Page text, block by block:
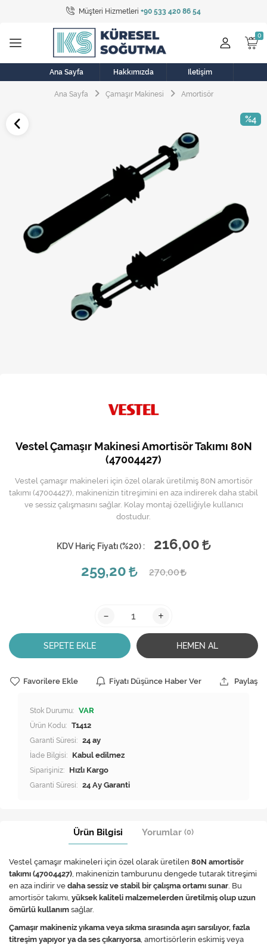
Müşteri Hizmetleri +90 533 420 86 54
Tüm Kategoriler
Bulaşık Makinesi
Buzdolabı
Çamaşır Kurutma Makinesi
Elektrikli Aksamlar
Elektrikli Süpürge
Fırın, Ocak ve Aspiratör
Kireç Önleme Ve Temizlik
Klima
Musluk
Soğutma Sistemleri
Şofben ve Termosifon
Ana Sayfa Hakkımızda İletişim
Ana Sayfa Çamaşır Makinesi Amortisör
%4
Vestel Çamaşır Makinesi Amortisör Takımı 80N
(47004427)
Vestel çamaşır makineleri için özel olarak üretilmiş 80N amortisör
takımı (47004427), makinenizin titreşimini en aza indirerek daha stabil
ve sessiz çalışmasını sağlar. Kolay montaj özelliğiyle kullanıcı
dostudur.
KDV Hariç Fiyatı (%20) :
216,00
259,20
270,00
- +
SEPETE EKLE HEMEN AL
Favorilere Ekle Fiyatı Düşünce Haber Ver Paylaş
Stok Durumu: VAR
Ürün Kodu: T1412
Garanti Süresi: 24 ay
İade Bilgisi:
Siparişiniz: Hızlı Kargo
Garanti Süresi: 24 Ay Garanti
Ürün Bilgisi Yorumlar (0)
Vestel çamaşır makineleri için özel olarak üretilen 80N amortisör
takımı (47004427), makinenizin tamburunu dengede tutarak titreşimi
en aza indirir ve daha sessiz ve stabil bir çalışma ortamı sunar. Bu
amortisör takımı, yüksek kaliteli malzemelerden üretilmiş olup uzun
ömürlü kullanım sağlar.
Çamaşır makineniz yıkama veya sıkma sırasında aşırı sarsılıyor, fazla
titreşim yapıyor ya da ses çıkarıyorsa, amortisörlerin eskimiş veya